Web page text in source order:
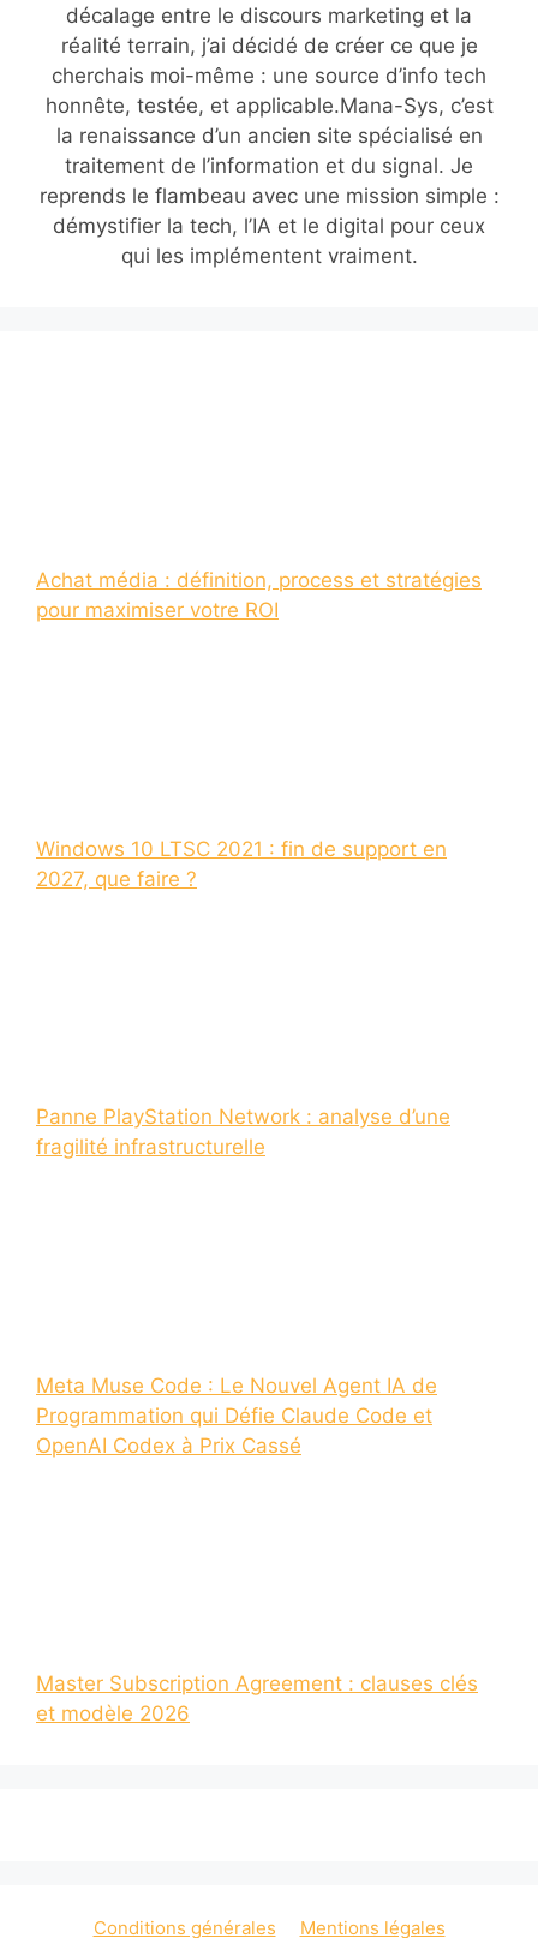
décalage entre le discours marketing et la
réalité terrain, j’ai décidé de créer ce que je
cherchais moi-même : une source d’info tech
honnête, testée, et applicable.Mana-Sys, c’est
la renaissance d’un ancien site spécialisé en
traitement de l’information et du signal. Je
reprends le flambeau avec une mission simple :
démystifier la tech, l’IA et le digital pour ceux
qui les implémentent vraiment.
Achat média : définition, process et stratégies
pour maximiser votre ROI
Windows 10 LTSC 2021 : fin de support en
2027, que faire ?
Panne PlayStation Network : analyse d’une
fragilité infrastructurelle
Meta Muse Code : Le Nouvel Agent IA de
Programmation qui Défie Claude Code et
OpenAI Codex à Prix Cassé
Master Subscription Agreement : clauses clés
et modèle 2026
Conditions générales Mentions légales